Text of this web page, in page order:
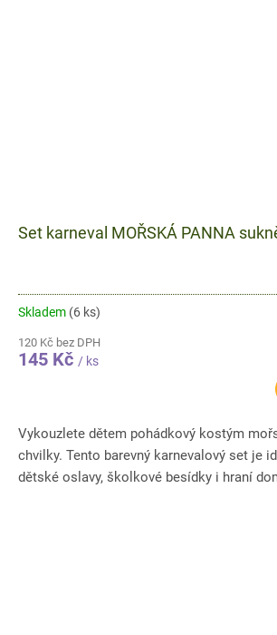
Set karneval MOŘSKÁ PANNA
Skladem (6 ks)
120 Kč bez DPH
145 Kč / ks
Vykouzlete dětem pohádkový kostým
chvilky. Tento barevný karnevalový set je
dětské oslavy, školkové besídky i hraní